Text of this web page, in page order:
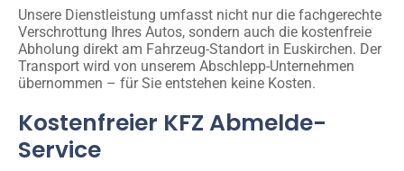
Unsere Dienstleistung umfasst nicht nur die fachgerechte
Verschrottung Ihres Autos, sondern auch die kostenfreie
Abholung direkt am Fahrzeug-Standort in Euskirchen. Der
Transport wird von unserem Abschlepp-Unternehmen
übernommen – für Sie entstehen keine Kosten.
Kostenfreier KFZ Abmelde-
Service